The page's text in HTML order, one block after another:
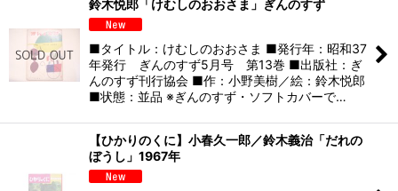
鈴木悦郎「けむしのおおさま」ぎんのすず
■タイトル：けむしのおおさま ■発行年：昭和37
年発行 ぎんのすず5月号 第13巻 ■出版社：ぎ
んのすず刊行協会 ■作：小野美樹／絵：鈴木悦郎
■状態：並品 ※ぎんのすず・ソフトカバーで…
【ひかりのくに】小春久一郎／鈴木義治「だれの
ぼうし」1967年